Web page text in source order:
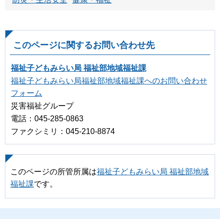
このページに関するお問い合わせ先
福祉子どもみらい局 福祉部地域福祉課
福祉子どもみらい局福祉部地域福祉課へのお問い合わせ
フォーム
災害福祉グループ
電話：045-285-0863
ファクシミリ：045-210-8874
このページの所管所属は福祉子どもみらい局 福祉部地域
福祉課です。